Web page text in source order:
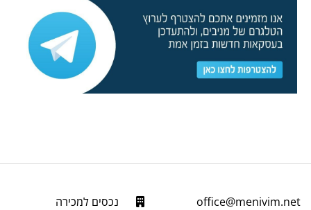
office@menivim.net
נכסים למכירה